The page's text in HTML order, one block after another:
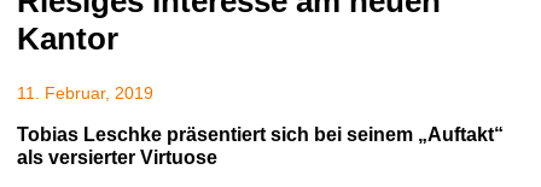
Kantor
11. Februar, 2019
Tobias Leschke präsentiert sich bei seinem „Auftakt“
als versierter Virtuose